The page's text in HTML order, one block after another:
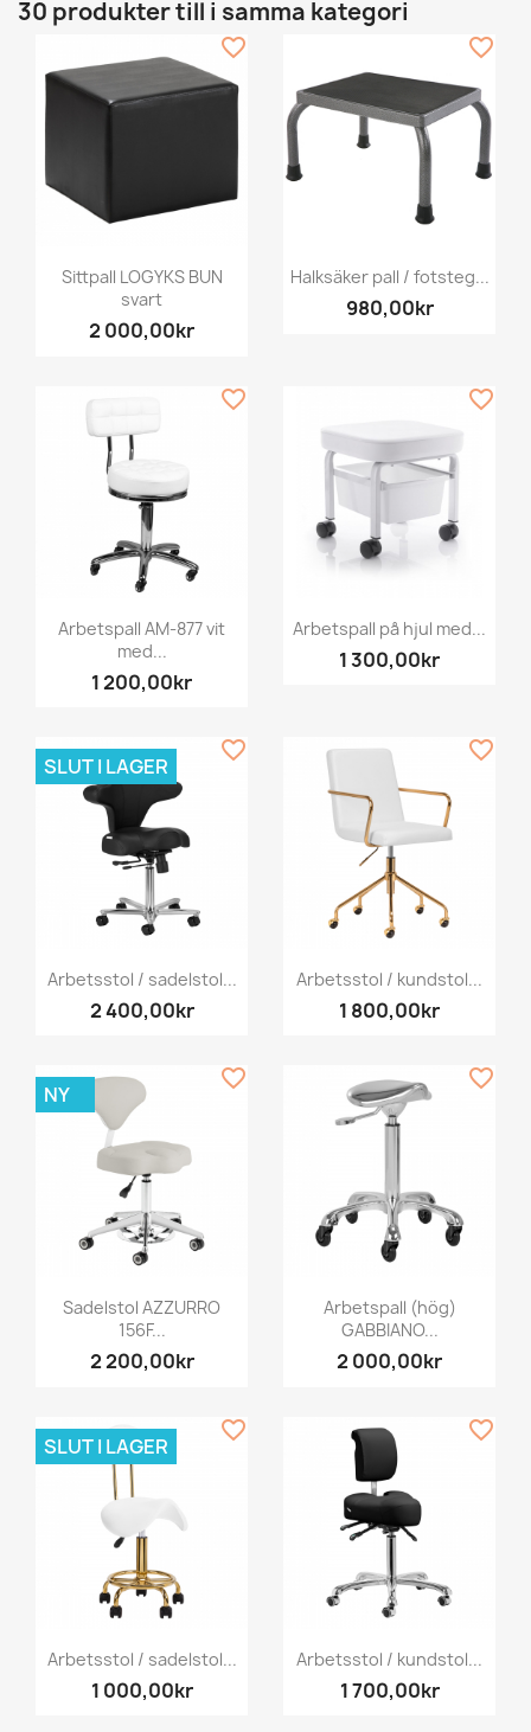
30 produkter till i samma kategori
Sittpall LOGYKS BUN
svart
2 000,00kr
favorite_border
Halksäker pall / fotsteg...
980,00kr
favorite_border
Arbetspall AM-877 vit
med...
1 200,00kr
favorite_border
Arbetspall på hjul med...
1 300,00kr
favorite_border
Arbetsstol / sadelstol...
2 400,00kr
SLUT I LAGER
favorite_border
Arbetsstol / kundstol...
1 800,00kr
favorite_border
Sadelstol AZZURRO
156F...
2 200,00kr
NY
favorite_border
Arbetspall (hög)
GABBIANO...
2 000,00kr
favorite_border
Arbetsstol / sadelstol...
1 000,00kr
SLUT I LAGER
favorite_border
Arbetsstol / kundstol...
1 700,00kr
favorite_border